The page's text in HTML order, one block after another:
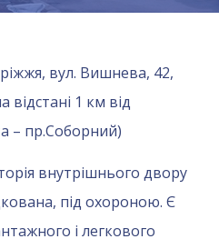
вул. Вишнева, 42,
відстані 1 км від
– пр.Соборний)
внутрішнього двору
під охороною. Є
і легкового